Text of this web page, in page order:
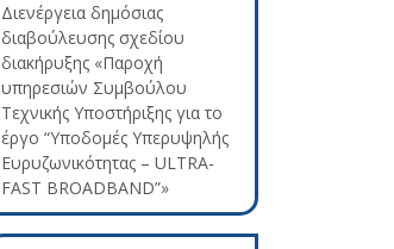
Διενέργεια δημόσιας
διαβούλευσης σχεδίου
διακήρυξης «Παροχή
υπηρεσιών Συμβούλου
Τεχνικής Υποστήριξης για το
έργο “Υποδομές Υπερυψηλής
Ευρυζωνικότητας – ULTRA-
FAST BROADBAND”»